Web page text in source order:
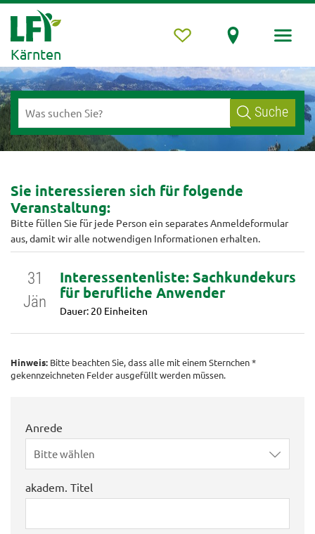
Kärnten
Suche
Sie interessieren sich für folgende
Veranstaltung:
Bitte füllen Sie für jede Person ein separates Anmeldeformular
aus, damit wir alle notwendigen Informationen erhalten.
31
Jän
Interessentenliste: Sachkundekurs
für berufliche Anwender
Dauer: 20 Einheiten
Hinweis: Bitte beachten Sie, dass alle mit einem Sternchen *
gekennzeichneten Felder ausgefüllt werden müssen.
Anrede
Bitte wählen
akadem. Titel